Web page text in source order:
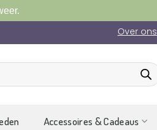
Over ons
Accessoires & Cadeaus